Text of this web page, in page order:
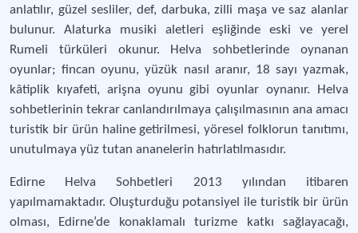
anlatılır, güzel sesliler, def, darbuka, zilli maşa ve saz alanlar
bulunur. Alaturka musiki aletleri eşliğinde eski ve yerel
Rumeli türküleri okunur. Helva sohbetlerinde oynanan
oyunlar; fincan oyunu, yüzük nasıl aranır, 18 sayı yazmak,
kâtiplik kıyafeti, arişna oyunu gibi oyunlar oynanır. Helva
sohbetlerinin tekrar canlandırılmaya çalışılmasının ana amacı
turistik bir ürün haline getirilmesi, yöresel folklorun tanıtımı,
unutulmaya yüz tutan ananelerin hatırlatılmasıdır.
Edirne Helva Sohbetleri 2013 yılından itibaren
yapılmamaktadır. Oluşturduğu potansiyel ile turistik bir ürün
olması, Edirne’de konaklamalı turizme katkı sağlayacağı,